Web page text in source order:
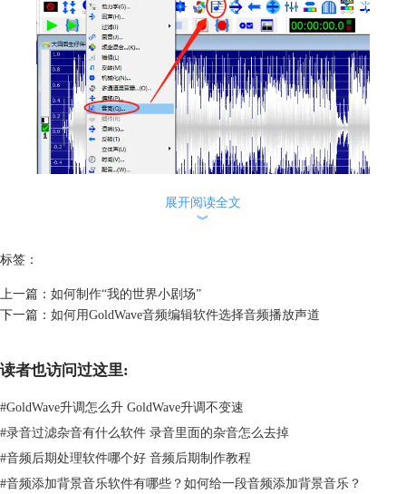
的加快。启动“音高”控制面板的途径有两种，即效果——音高与软件效果
栏里的快捷键。
展开阅读全文
︾
标签：
上一篇： 如何制作“我的世界小剧场”
下一篇： 如何用GoldWave音频编辑软件选择音频播放声道
读者也访问过这里:
#GoldWave升调怎么升 GoldWave升调不变速
#录音过滤杂音有什么软件 录音里面的杂音怎么去掉
#音频后期处理软件哪个好 音频后期制作教程
#音频添加背景音乐软件有哪些？如何给一段音频添加背景音乐？